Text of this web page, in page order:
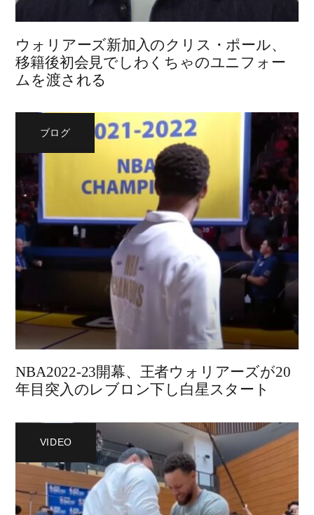
ウォリアーズ新加入のクリス・ポール、
移籍後初会見でしわくちゃのユニフォー
ムを渡される
ブログ
NBA2022-23開幕、王者ウォリアーズが20
年目突入のレブロン下し白星スタート
VIDEO